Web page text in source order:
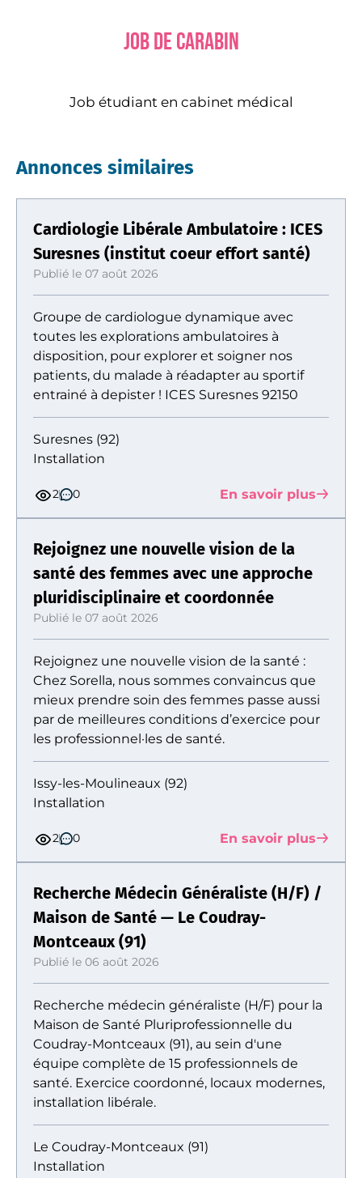
Job de carabin
Job étudiant en cabinet médical
Annonces similaires
Cardiologie Libérale Ambulatoire : ICES
Suresnes (institut coeur effort santé)
Publié le 07 août 2026
Groupe de cardiologue dynamique avec
toutes les explorations ambulatoires à
disposition, pour explorer et soigner nos
patients, du malade à réadapter au sportif
entrainé à depister ! ICES Suresnes 92150
Suresnes (92)
Installation
2 0 En savoir plus
Rejoignez une nouvelle vision de la
santé des femmes avec une approche
pluridisciplinaire et coordonnée
Publié le 07 août 2026
Rejoignez une nouvelle vision de la santé :
Chez Sorella, nous sommes convaincus que
mieux prendre soin des femmes passe aussi
par de meilleures conditions d’exercice pour
les professionnel·les de santé.
Issy-les-Moulineaux (92)
Installation
2 0 En savoir plus
Recherche Médecin Généraliste (H/F) /
Maison de Santé — Le Coudray-
Montceaux (91)
Publié le 06 août 2026
Recherche médecin généraliste (H/F) pour la
Maison de Santé Pluriprofessionnelle du
Coudray-Montceaux (91), au sein d'une
équipe complète de 15 professionnels de
santé. Exercice coordonné, locaux modernes,
installation libérale.
Le Coudray-Montceaux (91)
Installation